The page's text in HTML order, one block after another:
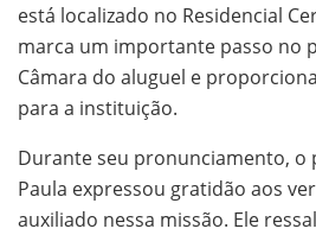
está localizado no Residencial
marca um importante passo no
Câmara do aluguel e
para a instituição.
Durante seu pronunciamento, o
Paula expressou gratidão aos
auxiliado nessa missão. Ele